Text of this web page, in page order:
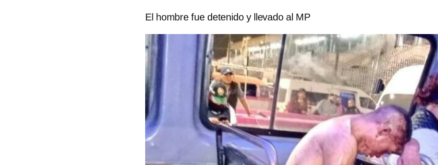
El hombre fue detenido y llevado al MP